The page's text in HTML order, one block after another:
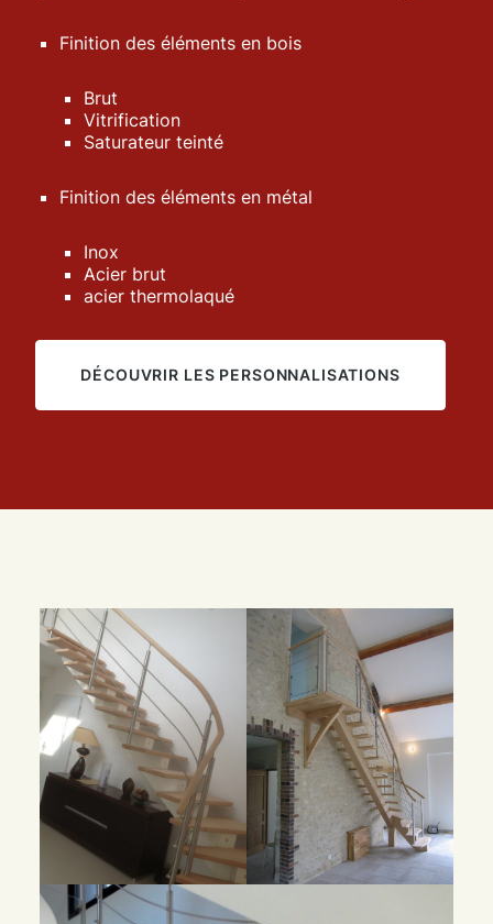
Finition des éléments en bois
Brut
Vitrification
Saturateur teinté
Finition des éléments en métal
Inox
Acier brut
acier thermolaqué
DÉCOUVRIR LES PERSONNALISATIONS